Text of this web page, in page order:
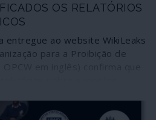
OS RELATÓRIOS
entregue ao website WikiLeaks
para a Proibição de
crime. Um desses